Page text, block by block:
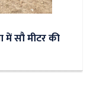
में सौ मीटर की